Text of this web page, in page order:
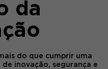
da
do que cumprir uma
inovação, segurança e